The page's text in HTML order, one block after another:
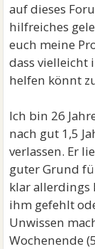
auf dieses
hilfreiches
euch meine
dass vielleicht
helfen könnt
Ich bin 26
nach gut 1,5
verlassen. Er
guter Grund
klar allerdings
ihm gefehlt
Unwissen
Wochenende